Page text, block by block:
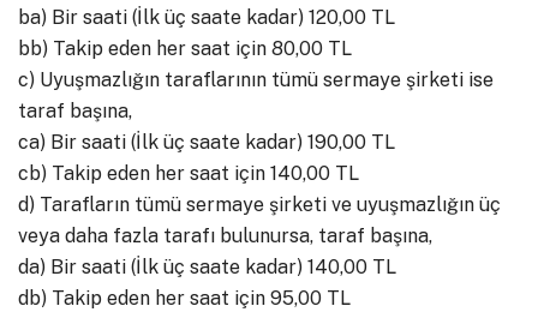
ba) Bir saati (İlk üç saate kadar) 120,00 TL
bb) Takip eden her saat için 80,00 TL
c) Uyuşmazlığın taraflarının tümü sermaye şirketi ise
taraf başına,
ca) Bir saati (İlk üç saate kadar) 190,00 TL
cb) Takip eden her saat için 140,00 TL
d) Tarafların tümü sermaye şirketi ve uyuşmazlığın üç
veya daha fazla tarafı bulunursa, taraf başına,
da) Bir saati (İlk üç saate kadar) 140,00 TL
db) Takip eden her saat için 95,00 TL